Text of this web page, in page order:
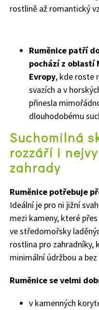
rostlině až romantický
Ruměnice patří
pochází z oblastí
Evropy, kde roste
svazích a v
přinesla
dlouhodobému
Suchomilná
rozzáří i
zahrady
Ruměnice potřebuje
Ideální je pro ni jižní
mezi kameny, které
ve středomořsky
rostlina pro zahradníky,
minimální údržbou a
Ruměnice se velmi
v kamenných